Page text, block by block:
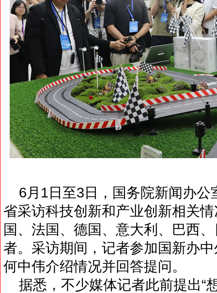
6月1日至3日，国务院新闻办公
省采访科技创新和产业创新相关
国、法国、德国、意大利、巴西
者。采访期间，记者参加国新办
何中伟介绍情况并回答提问。
据悉，不少媒体记者此前提出“